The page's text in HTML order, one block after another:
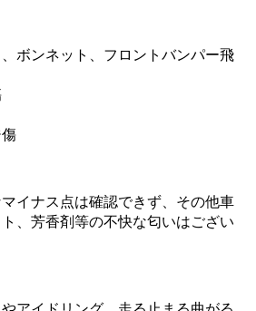
、ボンネット、フロントバンパー飛
イナス点は確認できず、その他車
、芳香剤等の不快な匂いはござい